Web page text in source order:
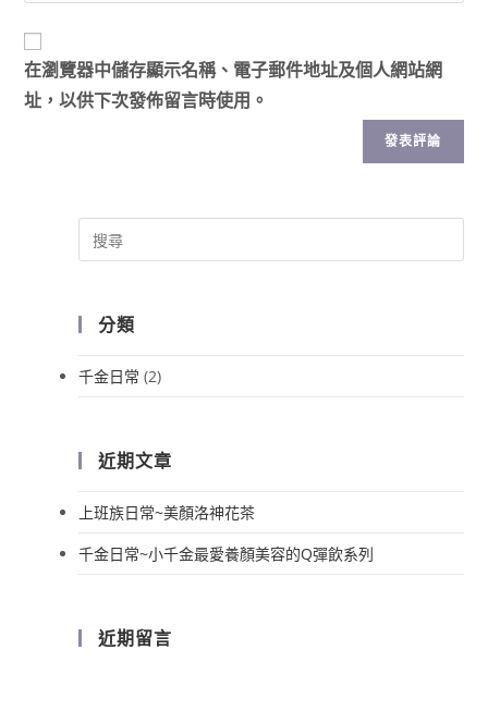
在瀏覽器中儲存顯示名稱、電子郵件地址及個人網站網
址，以供下次發佈留言時使用。
分類
千金日常 (2)
近期文章
上班族日常~美顏洛神花茶
千金日常~小千金最愛養顏美容的Q彈飲系列
近期留言